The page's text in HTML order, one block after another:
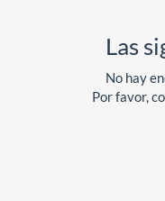
Las
No hay
Por favor,